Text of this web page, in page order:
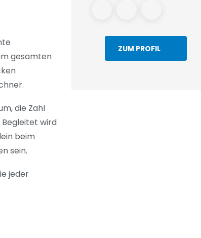
gesamten
die Zahl
Begleitet wird
beim
sein.
jeder
ZUM PROFIL